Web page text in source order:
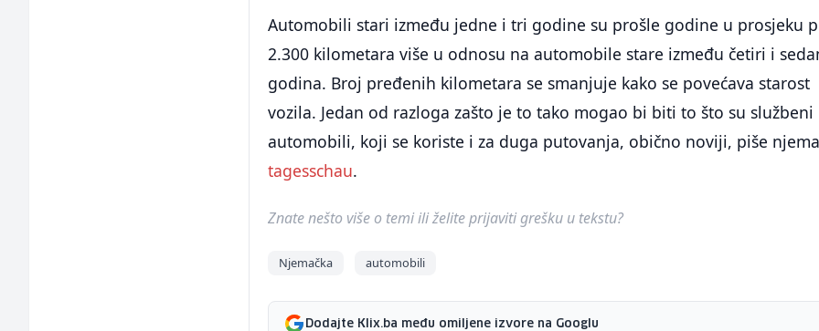
Automobili stari između jedne i tri godine su prošle godine u prosjeku
2.300 kilometara više u odnosu na automobile stare između četiri i
godina. Broj pređenih kilometara se smanjuje kako se povećava starost
vozila. Jedan od razloga zašto je to tako mogao bi biti to što su službeni
automobili, koji se koriste i za duga putovanja, obično noviji, piše
tagesschau.
Znate nešto više o temi ili želite prijaviti grešku u tekstu?
Njemačka automobili
Dodajte Klix.ba među omiljene izvore na Googlu